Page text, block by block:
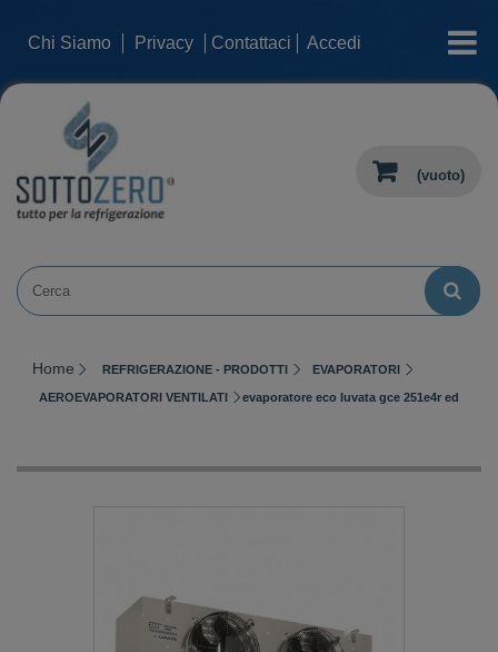
Chi Siamo Privacy Contattaci Accedi categorie
(vuoto)
Home REFRIGERAZIONE - PRODOTTI EVAPORATORI
AEROEVAPORATORI VENTILATI evaporatore eco luvata gce 251e4r ed